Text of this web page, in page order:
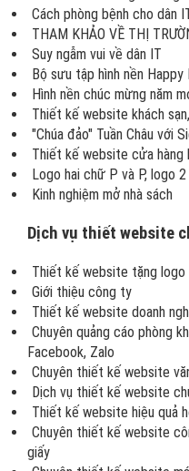
Cách phòng bệnh cho dân
THAM KHẢO VỀ THỊ
Suy ngẫm vui về dân IT
Bộ sưu tập hình nền Happy
Hình nền chúc mừng năm
Thiết kế website khách
"Chúa đảo" Tuần Châu với
Thiết kế website cửa hàng
Logo hai chữ P và P, logo
Kinh nghiệm mở nhà sách
Dịch vụ thiết website
Thiết kế website tặng
Giới thiệu công ty
Thiết kế website doanh
Chuyên quảng cáo phòng
Facebook, Zalo
Chuyên thiết kế website
Dịch vụ thiết kế website
Thiết kế website hiệu quả
Chuyên thiết kế website
giấy